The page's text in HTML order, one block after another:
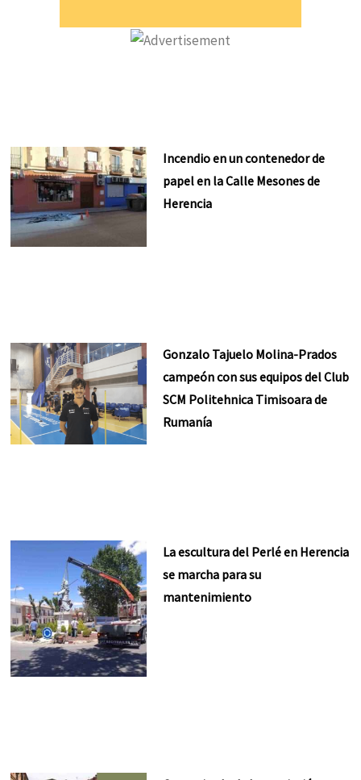
Incendio en un contenedor de
papel en la Calle Mesones de
Herencia
Gonzalo Tajuelo Molina-Prados
campeón con sus equipos del Club
SCM Politehnica Timisoara de
Rumanía
La escultura del Perlé en Herencia
se marcha para su
mantenimiento